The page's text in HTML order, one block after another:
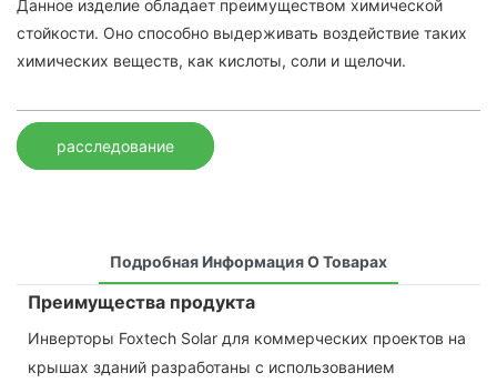
Данное изделие обладает преимуществом химической
стойкости. Оно способно выдерживать воздействие таких
химических веществ, как кислоты, соли и щелочи.
расследование
Подробная Информация О Товарах
Преимущества продукта
Инверторы Foxtech Solar для коммерческих проектов на
крышах зданий разработаны с использованием